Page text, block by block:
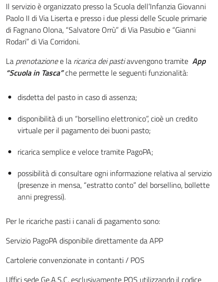
Il servizio è organizzato presso la Scuola dell’Infanzia Giovanni
Paolo II di Via Liserta e presso i due plessi delle Scuole primarie
di Fagnano Olona, “Salvatore Orrù” di Via Pasubio e “Gianni
Rodari” di Via Corridoni.
La prenotazionee la ricarica dei pastiavvengono tramite App
“Scuola in Tasca”che permette le seguenti funzionalità:
disdetta del pasto in caso di assenza;
disponibilità di un “borsellino elettronico”, cioè un credito
virtuale per il pagamento dei buoni pasto;
ricarica semplice e veloce tramite PagoPA;
possibilità di consultare ogni informazione relativa al servizio
(presenze in mensa, “estratto conto” del borsellino, bollette
anni pregressi).
Per le ricariche pasti i canali di pagamento sono:
Servizio PagoPA disponibile direttamente da APP
Cartolerie convenzionate in contanti / POS
Uffici sede Ge.A.S.C. esclusivamente POS utilizzando il codice